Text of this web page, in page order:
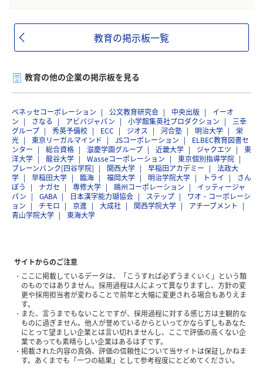
教育の掲示板一覧
教育の他の企業の掲示板を見る
ベネッセコーポレーション 公文教育研究会 中央出版
イーオ
ン
さなる アビバジャパン 小学館集英社プロダクション
三幸
グループ
秀英予備校 ECC ジオス 河合塾 明治大学
栄
光
東京リーガルマインド JSコーポレーション
ELBEC教育図書セ
ンター
総合資格 滋慶学園グループ 近畿大学 ジャクエツ
東
洋大学
龍谷大学 Wasseコーポレーション
東京個別指導学院
ブレーンバンク[四谷学院]
関西大学 早稲田アカデミー
法政大
学
早稲田大学 臨海 福岡大学 明治学院大学 トライ
さん
ぽう
ナガセ 専修大学 鴎州コーポレーション
イッティージャ
パン
GABA 日本漢字能力瑚協会 ステップ
ワオ・コーポレーシ
ョン
チモロ 京進 大成社 関西学院大学
アチーブメント
青山学院大学
東海大学
サイトからのご注意
ここに掲載しているデータは、「こうすれば必ずうまくいく」という類
のものではありません。採用過程は人によって異なりますし、方針の変
更や採用担当者が変わることで前年と大幅に変更される場合もありえま
す。
また、言うまでもないことですが、採用過程に対する感じ方は主観的な
ものに過ぎません。他人が誉めているからといってかならずしもあなた
にとって望ましい企業とは言い切れませんし、ここで評価の高くない企
業であっても素晴らしい企業はあるはずです。
掲載された内容の真偽、評価の信頼性について当サイトは保証しかねま
す。あくまでも「一つの結果」として参考程度にとどめてください。